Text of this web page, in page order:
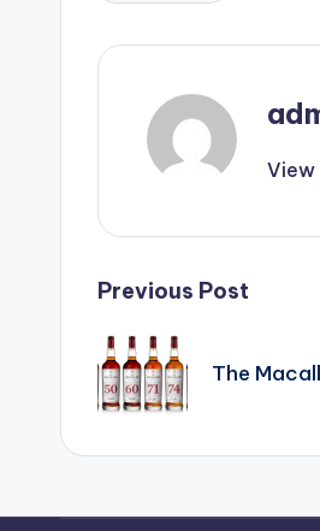
View
Previous Post
The